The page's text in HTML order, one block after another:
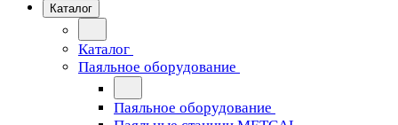
Каталог
Каталог
Паяльное оборудование
Паяльное оборудование